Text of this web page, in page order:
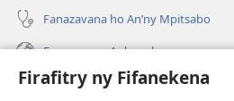
Firafitry ny Fifanekena
Fanazavana ho An’ny Mpitsabo
Fanazavana Ankapobeny
Fanampiana